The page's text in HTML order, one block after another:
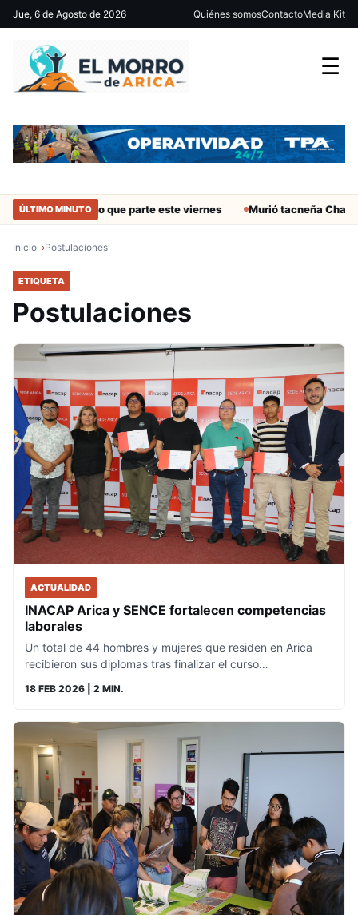
Jue, 6 de Agosto de 2026 Quiénes somosContactoMedia Kit
☰
ÚLTIMO MINUTO
19 del Ascenso que parte este viernes Murió tacneña Charito
Inicio Postulaciones
ETIQUETA
Postulaciones
ACTUALIDAD
INACAP Arica y SENCE fortalecen competencias
laborales
Un total de 44 hombres y mujeres que residen en Arica
recibieron sus diplomas tras finalizar el curso…
18 FEB 2026 | 2 MIN.